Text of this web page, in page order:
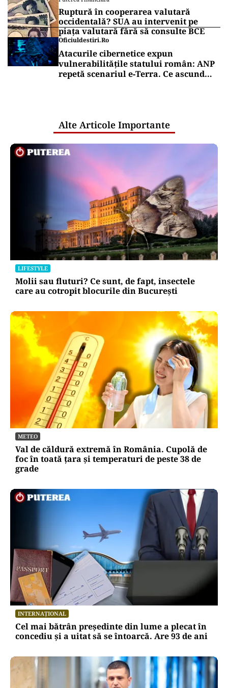
Ruptură în cooperarea valutară
occidentală? SUA au intervenit pe
piața valutară fără să consulte BCE
Oficiuldestiri.ro
Atacurile cibernetice expun
vulnerabilitățile statului român: ANP
repetă scenariul e‑Terra. Ce ascund
Alte Articole Importante
LIFESTYLE
Molii sau fluturi? Ce sunt, de fapt, insectele
care au cotropit blocurile din București
METEO
Val de căldură extremă în România. Cupolă de
foc în toată țara și temperaturi de peste 38 de
grade
INTERNAȚIONAL
Cel mai bătrân președinte din lume a plecat în
concediu și a uitat să se întoarcă. Are 93 de ani